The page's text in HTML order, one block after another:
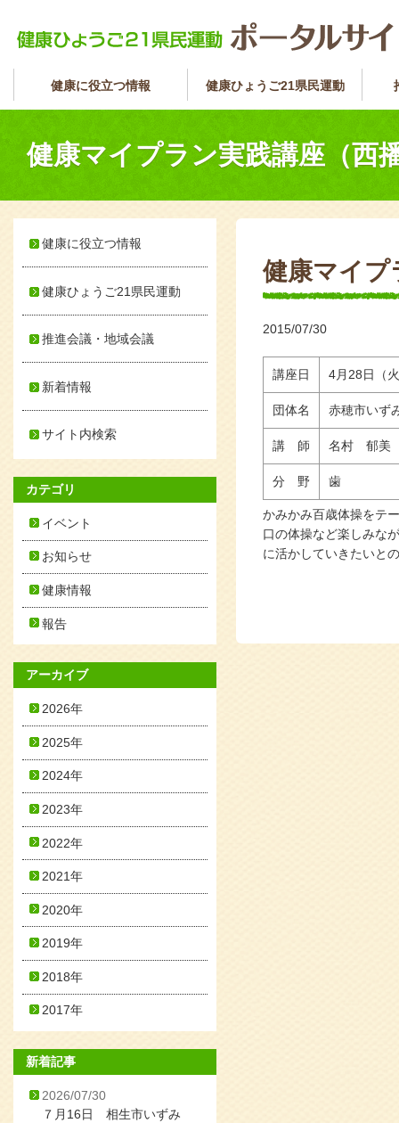
健康に役立つ情報 健康ひょうご21県民運動
健康マイプラン実践講座（西
健康マイプ
2015/07/30
講座日 4月28日（
団体名 赤穂市いず
講 師 名村 郁美
分 野 歯
かみかみ百歳体操をテ
口の体操など楽しみな
に活かしていきたいと
健康に役立つ情報
健康ひょうご21県民運動
推進会議・地域会議
新着情報
サイト内検索
カテゴリ
イベント
お知らせ
健康情報
報告
アーカイブ
2026年
2025年
2024年
2023年
2022年
2021年
2020年
2019年
2018年
2017年
新着記事
2026/07/30
７月16日 相生市いずみ